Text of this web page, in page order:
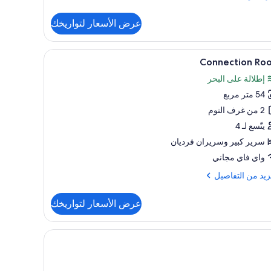
عرض الأسعار لتواريخك
بار وخزنة داخل الغرفة أغطية فراش متميزة وعناصر مجانية داخل الميني
2
Connection
إطلالة على البحر
54 متر مربع
2 من غرف النوم
يتّسع لـ 4
سرير كبير‫‬ وسريران فرديان
واي فاي مجاني
من التفاصيل
عرض الأسعار لتواريخك